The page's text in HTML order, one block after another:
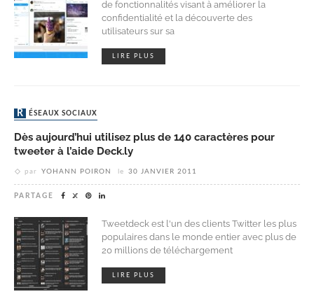
de fonctionnalités visant à améliorer la
confidentialité et la découverte des
utilisateurs sur sa
LIRE PLUS
RÉSEAUX SOCIAUX
Dès aujourd’hui utilisez plus de 140 caractères pour
tweeter à l’aide Deck.ly
par YOHANN POIRON le 30 JANVIER 2011
PARTAGE
Tweetdeck est l'un des clients Twitter les plus
populaires dans le monde entier avec plus de
20 millions de téléchargement
LIRE PLUS